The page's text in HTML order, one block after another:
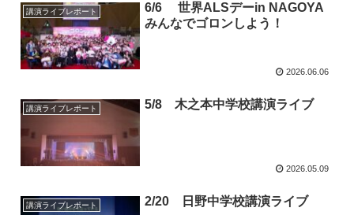
講演ライブレポート
6/6 世界ALSデーin NAGOYA
みんなでゴロンしよう！
2026.06.06
講演ライブレポート 5/8 木之本中学校講演ライブ
2026.05.09
講演ライブレポート 2/20 日野中学校講演ライブ